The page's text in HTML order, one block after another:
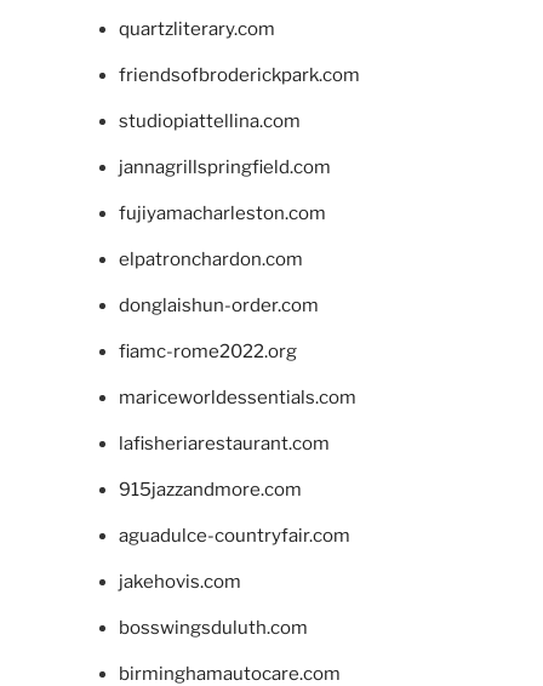
quartzliterary.com
friendsofbroderickpark.com
studiopiattellina.com
jannagrillspringfield.com
fujiyamacharleston.com
elpatronchardon.com
donglaishun-order.com
fiamc-rome2022.org
mariceworldessentials.com
lafisheriarestaurant.com
915jazzandmore.com
aguadulce-countryfair.com
jakehovis.com
bosswingsduluth.com
birminghamautocare.com